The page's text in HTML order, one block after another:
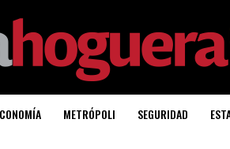
METRÓPOLI SEGURIDAD